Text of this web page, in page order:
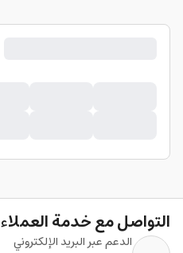
التواصل مع خدمة العملاء
الدعم عبر البريد الإلكتروني